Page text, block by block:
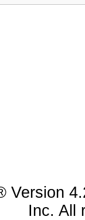
Version
Inc. All